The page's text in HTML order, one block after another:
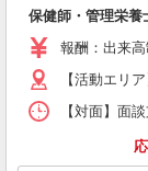
保健師・管理栄
報酬：出来
【活動エリ
【対面】面